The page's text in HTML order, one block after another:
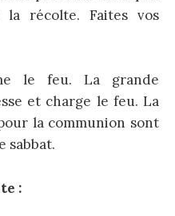
la récolte. Faites vos
le feu. La grande
et charge le feu. La
la communion sont
sabbat.
: